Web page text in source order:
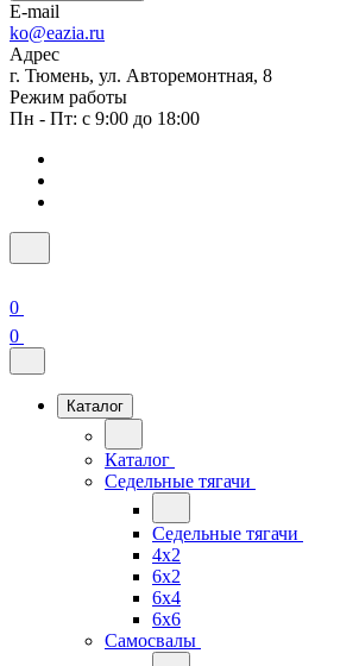
E-mail
ko@eazia.ru
Адрес
г. Тюмень, ул. Авторемонтная, 8
Режим работы
Пн - Пт: с 9:00 до 18:00
0
0
Каталог
Каталог
Седельные тягачи
Седельные тягачи
4x2
6x2
6x4
6x6
Самосвалы